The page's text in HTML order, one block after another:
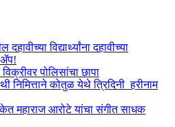
विद्यार्थ्यांना दहावीच्या
ॲप!
पोलिसांचा छापा
निमित्ताने कोतुळ येथे त्रिदिनी हरीनाम
महाराज आरोटे यांचा संगीत साधक